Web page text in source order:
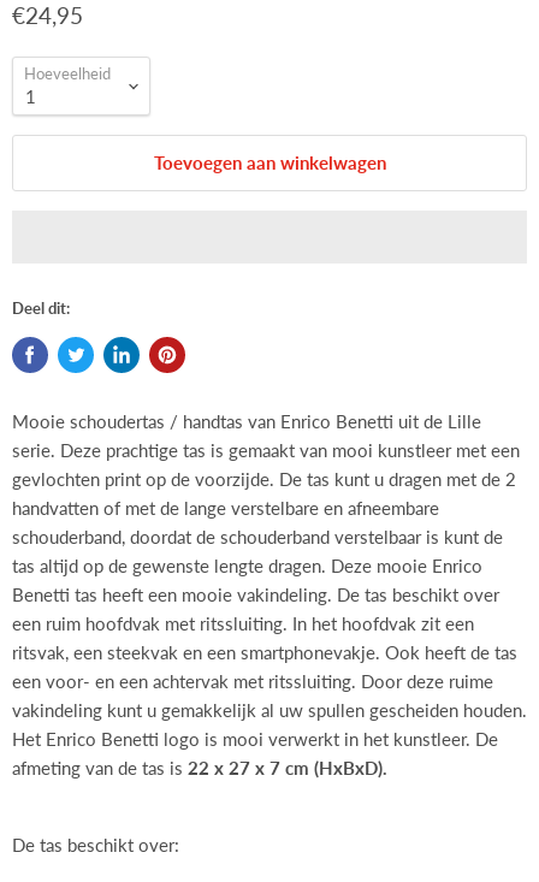
€24,95
Hoeveelheid
Toevoegen aan winkelwagen
Deel dit:
Mooie schoudertas / handtas van Enrico Benetti uit de Lille
serie. Deze prachtige tas is gemaakt van mooi kunstleer met een
gevlochten print op de voorzijde. De tas kunt u dragen met de 2
handvatten of met de lange verstelbare en afneembare
schouderband, doordat de schouderband verstelbaar is kunt de
tas altijd op de gewenste lengte dragen. Deze mooie Enrico
Benetti tas heeft een mooie vakindeling. De tas beschikt over
een ruim hoofdvak met ritssluiting. In het hoofdvak zit een
ritsvak, een steekvak en een smartphonevakje. Ook heeft de tas
een voor- en een achtervak met ritssluiting. Door deze ruime
vakindeling kunt u gemakkelijk al uw spullen gescheiden houden.
Het Enrico Benetti logo is mooi verwerkt in het kunstleer. De
afmeting van de tas is 22 x 27 x 7 cm (HxBxD).
De tas beschikt over: